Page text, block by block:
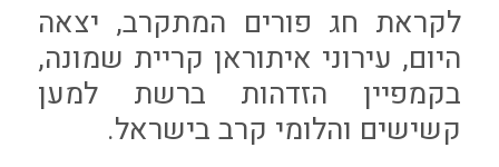
לקראת חג פורים המתקרב, יצאה
היום, עירוני איתוראן קריית שמונה,
בקמפיין הזדהות ברשת למען
קשישים והלומי קרב בישראל.